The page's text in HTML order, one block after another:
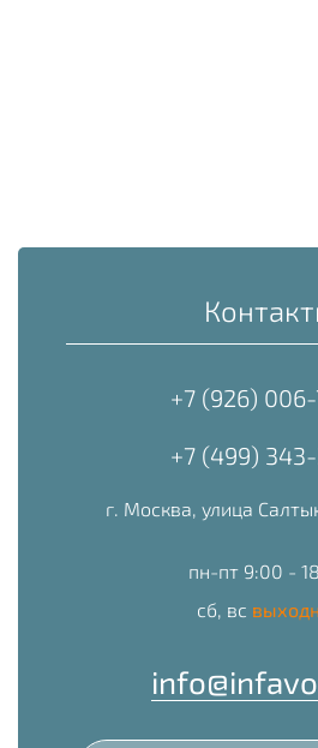
+7 (926)
+7 (499)
г. Москва, улица
пн-пт 9:00 -
сб, вс